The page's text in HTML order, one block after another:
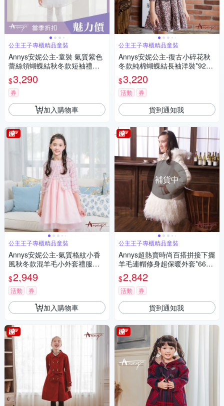
公主王子專櫃精品童裝
Annys安妮公主-童裝 氣質紫色
蕾絲領蝴蝶結秋冬款短袖禮服*
5204紫色
$3,290
券
加入購物車
公主王子專櫃精品童裝
Annys安妮公主-氣質格紋小香
風秋冬款混羊毛小外套禮服套
裝*2606粉紅
$2,949
活動 券
加入購物車
公主王子專櫃精品童裝
Annys安妮公主-復古小碎花秋
冬款純棉蝴蝶結長袖洋裝*9238
卡其
$3,220
活動 券
貨到通知我
補貨中
公主王子專櫃精品童裝
Annys超熱賣時尚百搭拼接下擺
羊毛連帽修身超保暖外套*6686
白
$2,842
活動 券
貨到通知我